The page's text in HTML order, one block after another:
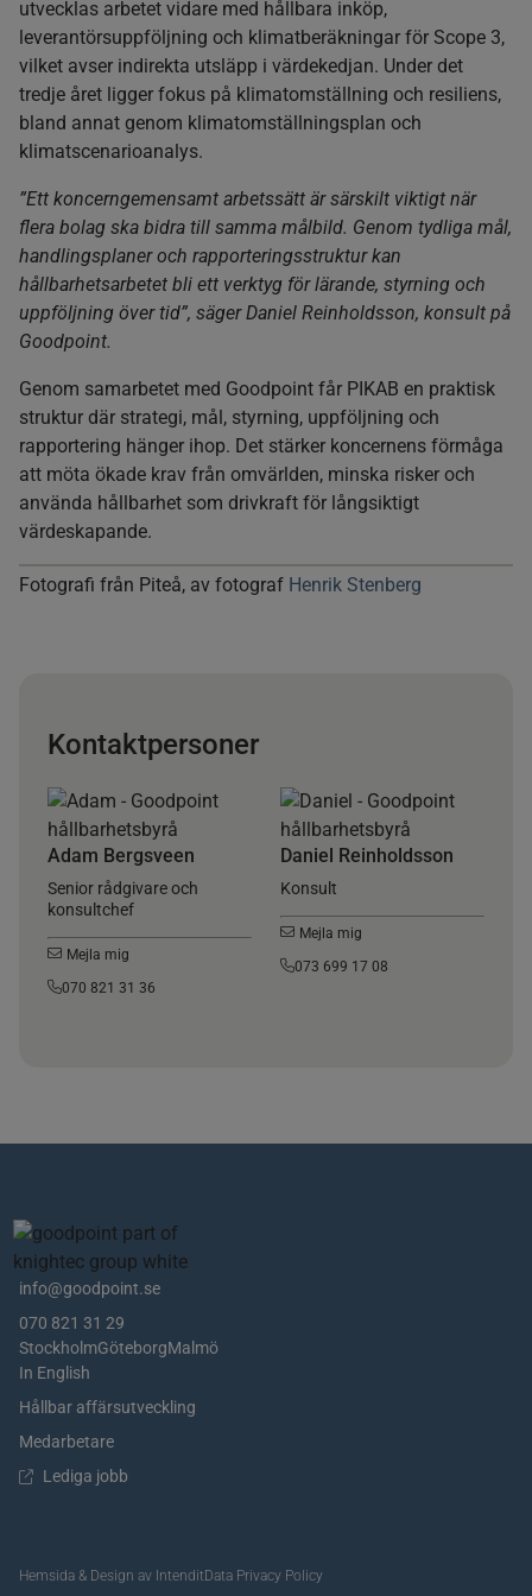
utvecklas arbetet vidare med hållbara inköp,
leverantörsuppföljning och klimatberäkningar för Scope 3,
vilket avser indirekta utsläpp i värdekedjan. Under det
tredje året ligger fokus på klimatomställning och resiliens,
bland annat genom klimatomställningsplan och
klimatscenarioanalys.
”Ett koncerngemensamt arbetssätt är särskilt viktigt när
flera bolag ska bidra till samma målbild. Genom tydliga mål,
handlingsplaner och rapporteringsstruktur kan
hållbarhetsarbetet bli ett verktyg för lärande, styrning och
uppföljning över tid”, säger Daniel Reinholdsson, konsult på
Goodpoint.
Genom samarbetet med Goodpoint får PIKAB en praktisk
struktur där strategi, mål, styrning, uppföljning och
rapportering hänger ihop. Det stärker koncernens förmåga
att möta ökade krav från omvärlden, minska risker och
använda hållbarhet som drivkraft för långsiktigt
värdeskapande.
Fotografi från Piteå, av fotograf Henrik Stenberg
Kontaktpersoner
Adam Bergsveen
Senior rådgivare och
konsultchef
Mejla mig
070 821 31 36
Daniel Reinholdsson
Konsult
Mejla mig
073 699 17 08
info@goodpoint.se
070 821 31 29
StockholmGöteborgMalmö
In English
Hållbar affärsutveckling
Medarbetare
Lediga jobb
Hemsida & Design av IntenditData Privacy Policy